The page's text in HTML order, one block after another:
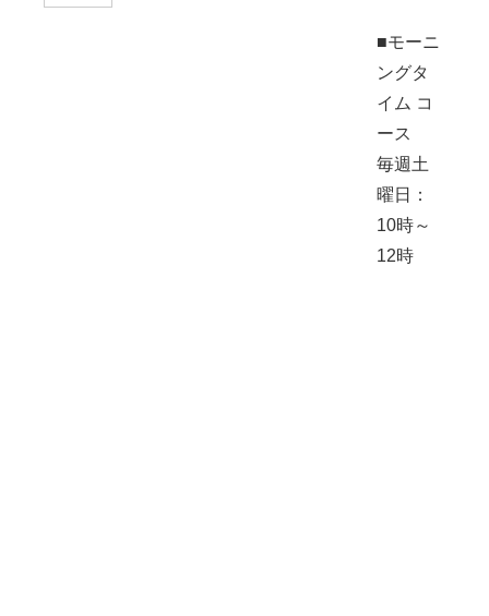
■モーニ
ングタ
イム コ
ース
毎週土
曜日：
10時～
12時